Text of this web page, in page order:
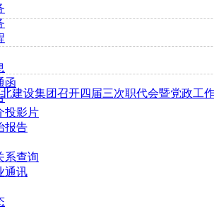
函
投影片
报告
系查询
通讯
建设集团召开四届三次职代会暨党政工